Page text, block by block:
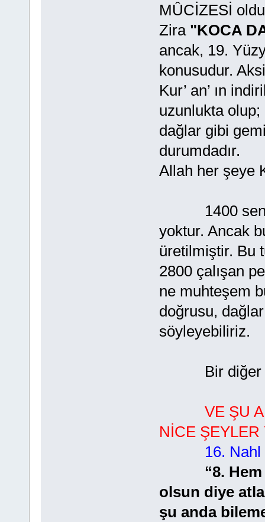
MÛCİZESİ
Zira "KOCA
ancak, 19.
konusudur.
Kur’ an’ ın
uzunlukta
dağlar gibi
durumdadır.
Allah her şeye
1400 sene
yoktur. Ancak
üretilmiştir. Bu
2800 çalışan
ne muhteşem
doğrusu,
söyleyebiliriz.
Bir diğer
VE ŞU
NİCE ŞEYLER
16.
“8.
olsun diye
şu anda